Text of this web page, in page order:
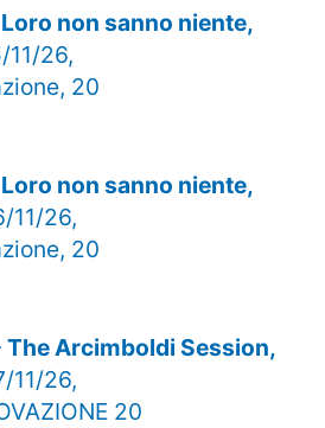
non sanno niente,
11/26,
20
non sanno niente,
11/26,
20
The Arcimboldi Session,
11/26,
20